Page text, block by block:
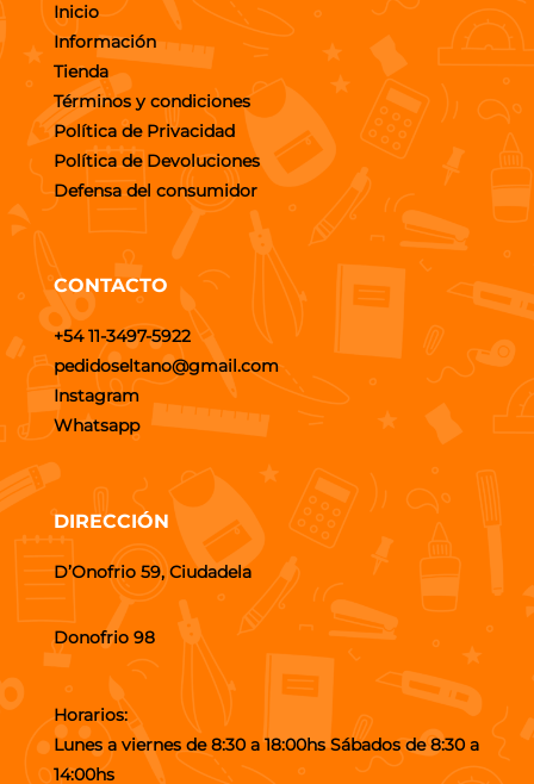
Inicio
Información
Tienda
Términos y condiciones
Política de Privacidad
Política de Devoluciones
Defensa del consumidor
CONTACTO
+54 11-3497-5922
pedidoseltano@gmail.com
Instagram
Whatsapp
DIRECCIÓN
D’Onofrio 59, Ciudadela
Donofrio 98
Horarios:
Lunes a viernes de 8:30 a 18:00hs Sábados de 8:30 a
14:00hs